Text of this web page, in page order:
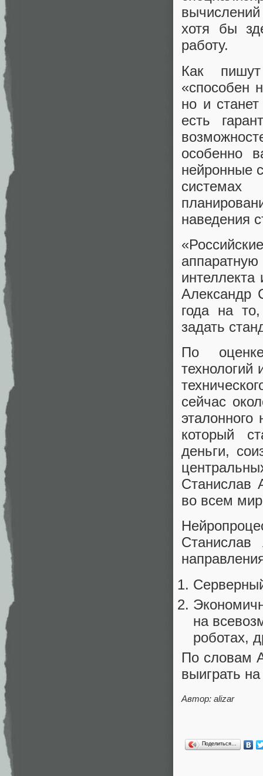
хотя бы
работу.
Как пишут
«способен
но и
есть
особенно
нейронные
наведения
Александр
года на
задать
По
технологий
сейчас
эталонного
который
деньги,
Станислав
во всем
на
роботах,
По словам
выиграть
Автор: alizar
Поделиться…